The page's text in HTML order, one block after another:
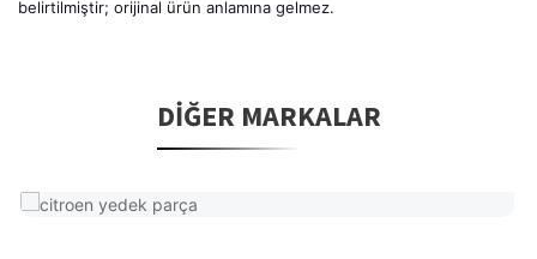
belirtilmiştir; orijinal ürün anlamına gelmez.
DIĞER MARKALAR